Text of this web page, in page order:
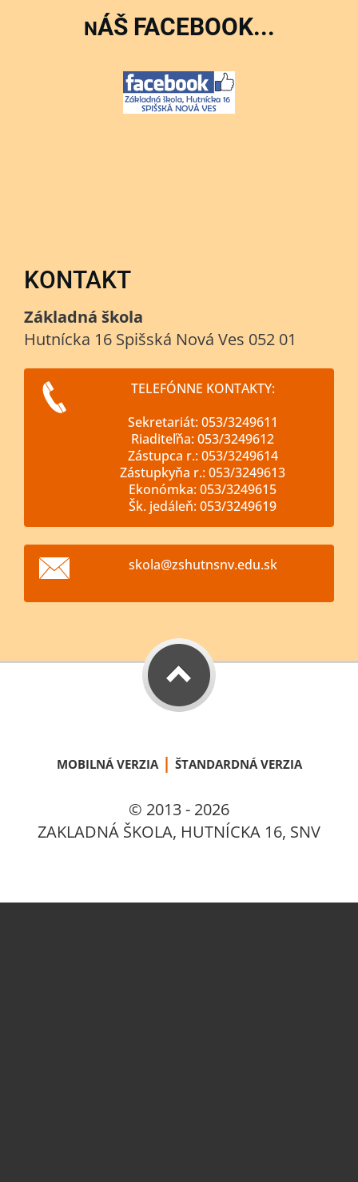
NÁŠ FACEBOOK...
KONTAKT
Základná škola
Hutnícka 16 Spišská Nová Ves 052 01
TELEFÓNNE KONTAKTY:
Sekretariát: 053/3249611
Riaditeľňa: 053/3249612
Zástupca r.: 053/3249614
Zástupkyňa r.: 053/3249613
Ekonómka: 053/3249615
Šk. jedáleň: 053/3249619
skola@zshutnsnv.edu.sk
MOBILNÁ VERZIA | ŠTANDARDNÁ VERZIA
© 2013 - 2026
ZAKLADNÁ ŠKOLA, HUTNÍCKA 16, SNV